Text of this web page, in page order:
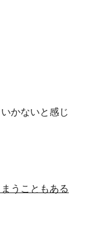
かないと感じ
うこともある